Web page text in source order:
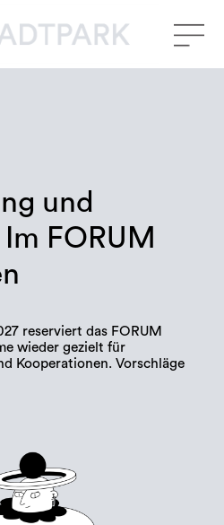
und
FORUM
reserviert das FORUM
wieder gezielt für
Kooperationen. Vorschläge